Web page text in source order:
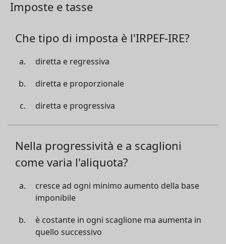
Imposte e tasse
Che tipo di imposta è l'IRPEF-IRE?
diretta e regressiva
diretta e proporzionale
diretta e progressiva
Nella progressività e a scaglioni
come varia l'aliquota?
cresce ad ogni minimo aumento della base
imponibile
è costante in ogni scaglione ma aumenta in
quello successivo